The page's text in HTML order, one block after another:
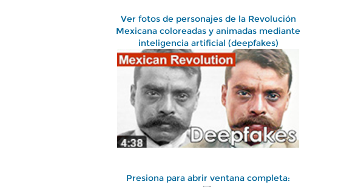
Ver fotos de personajes de la Revolución
Mexicana coloreadas y animadas mediante
inteligencia artificial (deepfakes)
Presiona para abrir ventana completa: